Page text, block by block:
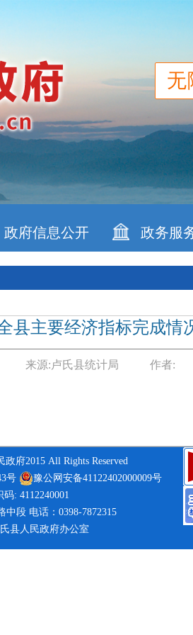
无
政府信息公开 政务服
县主要经济指标完成情
来源:卢氏县统计局 作者:
府2015 All Rights Reserved
号
豫公网安备41122402000009号
码: 4112240001
中段 电话：0398-7872315
县人民政府办公室